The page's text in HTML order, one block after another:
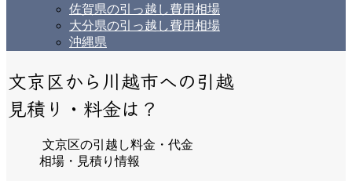
佐賀県の引っ越し費用相場
大分県の引っ越し費用相場
沖縄県
文京区から川越市への引越
見積り・料金は？
文京区の引越し料金・代金
相場・見積り情報